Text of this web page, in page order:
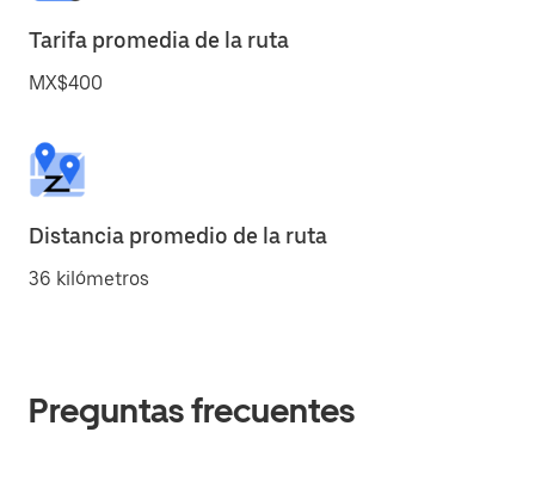
Tarifa promedia de la ruta
MX$400
Distancia promedio de la ruta
36 kilómetros
Preguntas frecuentes